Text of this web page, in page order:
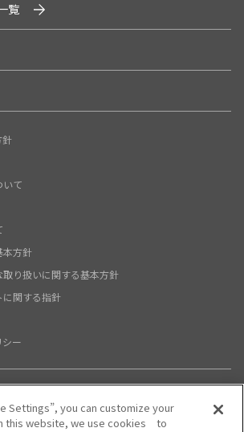
ントに関する指針
ポリシー
ールディングス
ント YouTube公式アカウント
覧
針
いて
本方針
り扱いに関する基本方針
に関する指針
ー
Settings”, you can customize your
this website, we use cookies to